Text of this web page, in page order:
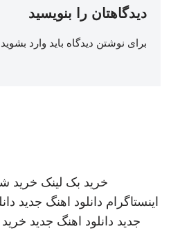
دیدگاهتان را بنویسید
برای نوشتن دیدگاه باید وارد بشوید
خرید بک لینک خرید
اینستاگرام دانلود اهنگ جدید
جدید دانلود اهنگ جدید